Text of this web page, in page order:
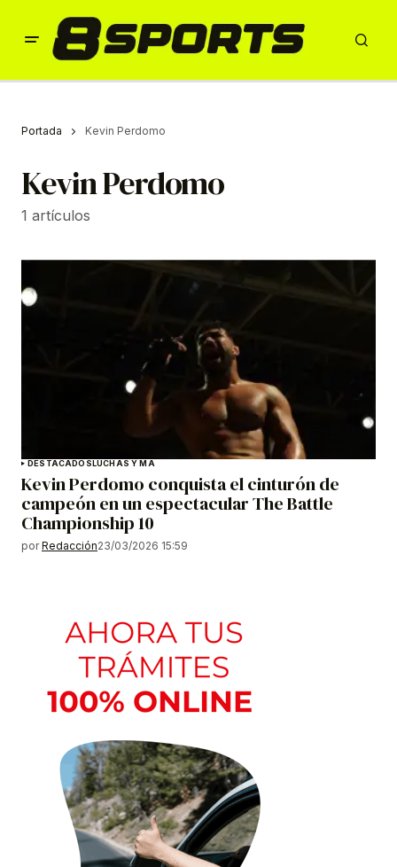
Portada Kevin Perdomo
Kevin Perdomo
1 artículos
DESTACADOSLUCHAS Y MA
Kevin Perdomo conquista el cinturón de
campeón en un espectacular The Battle
Championship 10
por Redacción23/03/2026 15:59